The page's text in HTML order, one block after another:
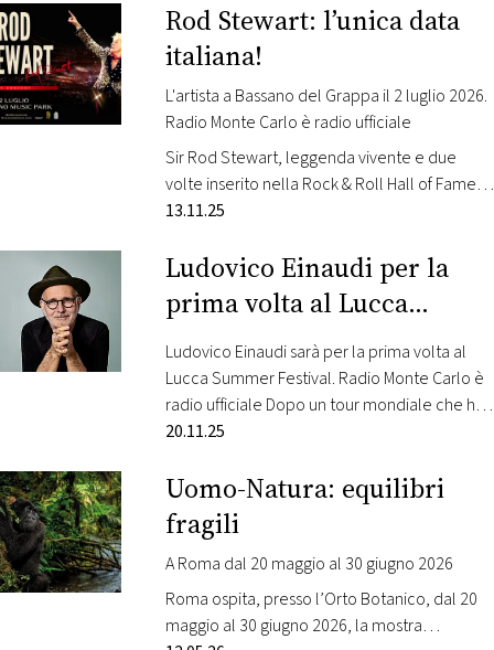
irripetibile. Gloria Gaynor si esibirà il 29 giugno
2026 al Parco della Musica di Milano,
portando sul palco un concerto-evento che
attraversa successi, nuovi progetti…
Rod Stewart: l’unica data
italiana!
L'artista a Bassano del Grappa il 2 luglio 2026.
Radio Monte Carlo è radio ufficiale
Sir Rod Stewart, leggenda vivente e due
volte inserito nella Rock & Roll Hall of Fame,
annuncia il suo ritorno in Italia con un
Bassano Music Park di Bassano del Grappa,
per quella che sarà la sua unica data italiana.
Radio Monte Carlo è radio ufficiale Il…
13.11.25
Ludovico Einaudi per la
prima volta al Lucca
Summer Festival
Ludovico Einaudi sarà per la prima volta al
Lucca Summer Festival. Radio Monte Carlo è
radio ufficiale Dopo un tour mondiale che ha
registrato risultati straordinari sui palchi più
compositore e pianista italiano arriva a Lucca
con un evento speciale: 24 giugno 2026,
Piazza Napoleone Il Maestro porterà in
scena…
20.11.25
Uomo-Natura: equilibri
fragili
A Roma dal 20 maggio al 30 giugno 2026
Roma ospita, presso l’Orto Botanico, dal 20
maggio al 30 giugno 2026, la mostra